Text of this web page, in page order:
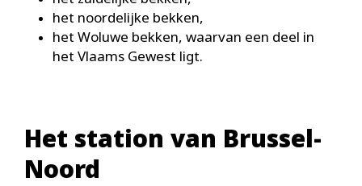
het noordelijke bekken,
het Woluwe bekken, waarvan een deel in
het Vlaams Gewest ligt.
Het station van Brussel-
Noord